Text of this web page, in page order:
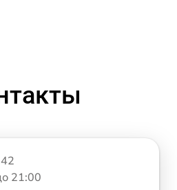
21:00